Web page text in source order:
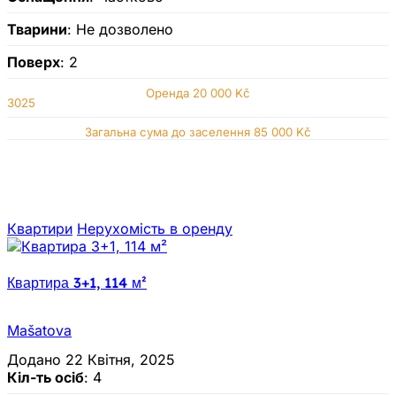
Тварини: Не дозволено
Поверх: 2
Оренда 20 000 Kč
Загальна сума до заселення 85 000 Kč
3025
Квартири Нерухомiсть в оренду
Квартира 3+1, 114 м²
Mašatova
Додано 22 Квітня, 2025
Кіл-ть осіб: 4